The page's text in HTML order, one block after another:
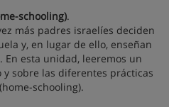
schooling).
más padres israelíes deciden
y, en lugar de ello, enseñan
En esta unidad, leeremos un
sobre las diferentes prácticas
schooling).